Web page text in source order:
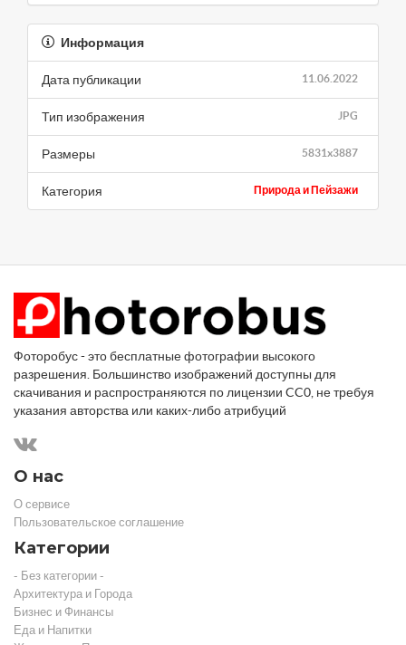
Информация
11.06.2022
Дата публикации
JPG
Тип изображения
5831x3887
Размеры
Природа и Пейзажи
Категория
Фоторобус - это бесплатные фотографии высокого
разрешения. Большинство изображений доступны для
скачивания и распространяются по лицензии CC0, не требуя
указания авторства или каких-либо атрибуций
О нас
О сервисе
Пользовательское соглашение
Категории
- Без категории -
Архитектура и Города
Бизнес и Финансы
Еда и Напитки